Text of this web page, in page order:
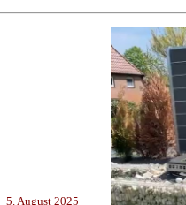
5. August 2025